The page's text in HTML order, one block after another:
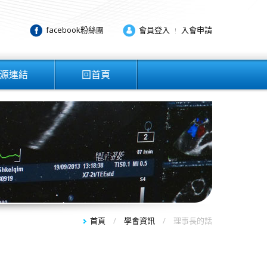
facebook粉絲團 會員登入 入會申請
連結 回首頁
首頁 / 學會資訊 / 理事長的話